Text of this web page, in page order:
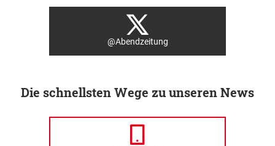
@Abendzeitung
Die schnellsten Wege zu unseren News